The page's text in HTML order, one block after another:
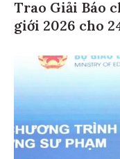
Trao Giải Báo
giới 2026 cho